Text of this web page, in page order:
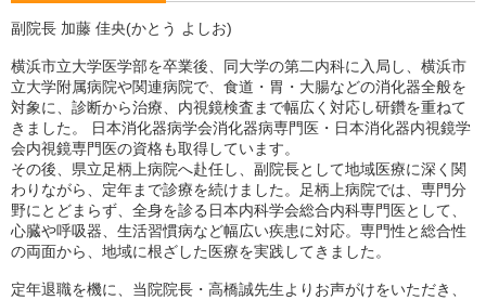
副院長 加藤 佳央(かとう よしお)
横浜市立大学医学部を卒業後、同大学の第二内科に入局し、横浜市
立大学附属病院や関連病院で、食道・胃・大腸などの消化器全般を
対象に、診断から治療、内視鏡検査まで幅広く対応し研鑽を重ねて
きました。 日本消化器病学会消化器病専門医・日本消化器内視鏡学
会内視鏡専門医の資格も取得しています。
その後、県立足柄上病院へ赴任し、副院長として地域医療に深く関
わりながら、定年まで診療を続けました。足柄上病院では、専門分
野にとどまらず、全身を診る日本内科学会総合内科専門医として、
心臓や呼吸器、生活習慣病など幅広い疾患に対応。専門性と総合性
の両面から、地域に根ざした医療を実践してきました。
定年退職を機に、当院院長・高橋誠先生よりお声がけをいただき、